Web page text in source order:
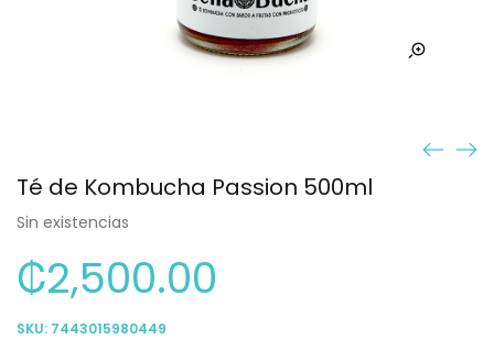
Té de Kombucha Passion 500ml
Sin existencias
₡2,500.00
SKU: 7443015980449